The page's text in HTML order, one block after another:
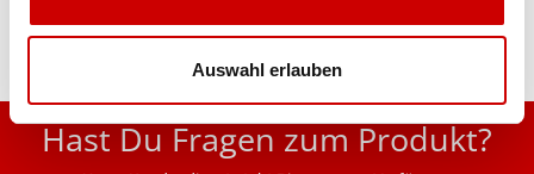
Auswahl erlauben
* UVP des Herstellers; Alle Preisangaben inkl. MwSt.
Hast Du Fragen zum Produkt?